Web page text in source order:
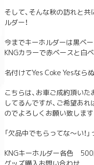
そして、そんな秋の訪れと
ルダー！
今までキーホルダーは黒ベ
KNGカラーで赤ベースと白
名付けてYes Coke Yesなら
こちらは、お車ご成約頂い
してるんですが、ご希望あ
のでよろしくお願い致します
「欠品中でもらってな～い！」
KNGキーホルダー各色
グッズ購入お問い合わせ